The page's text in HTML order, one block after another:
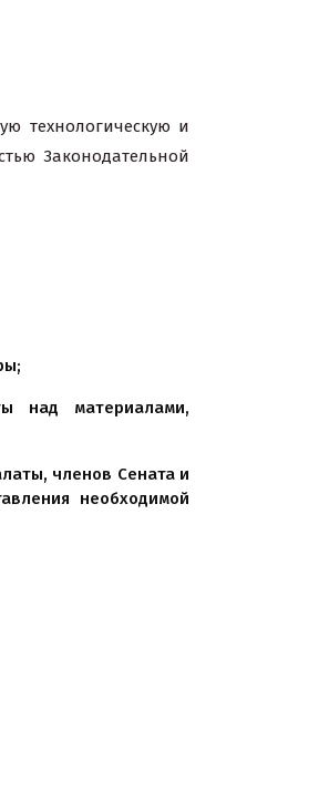
технологическую и
Законодательной
над материалами,
членов Сената и
необходимой